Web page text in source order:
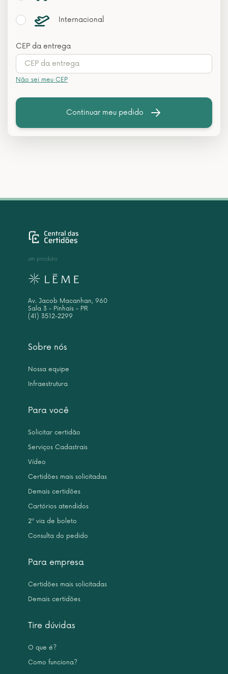
Internacional
CEP da entrega
Não sei meu CEP
Continuar meu pedido
Sobre nós
Nossa equipe
Infraestrutura
Para você
Solicitar certidão
Serviços Cadastrais
Vídeo
Certidões mais solicitadas
Demais certidões
Cartórios atendidos
2ª via de boleto
Consulta do pedido
Para empresa
Certidões mais solicitadas
Demais certidões
Tire dúvidas
O que é?
Como funciona?
um produto
Av. Jacob Macanhan, 960
Sala 3 - Pinhais - PR
(41) 3512-2299